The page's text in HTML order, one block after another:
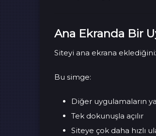
Ana Ekranda Bir
Siteyi ana ekrana
Bu simge:
Diğer uygulamaların
Tek dokunuşla açılır
Siteye çok daha hızlı